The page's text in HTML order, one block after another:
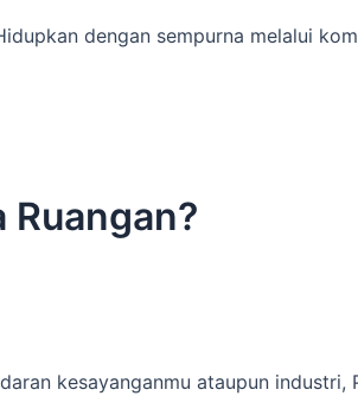
dengan sempurna melalui
kesayanganmu ataupun